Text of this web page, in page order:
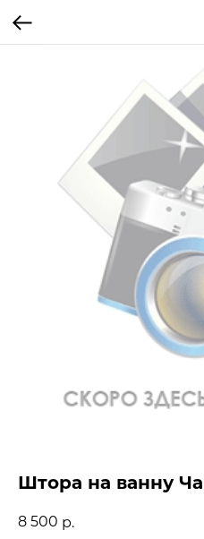
Штора на ванну
8 500 р.